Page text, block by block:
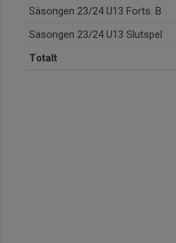
Säsongen 23/24 U13 Forts. B
Säsongen 23/24 U13 Slutspel
Totalt